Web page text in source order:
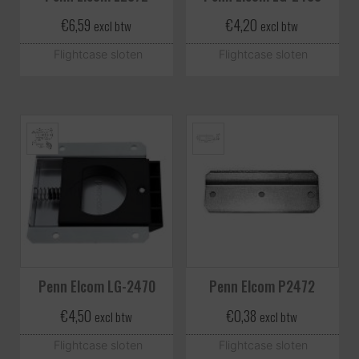
€6,59 excl btw
Flightcase sloten
€4,20 excl btw
Flightcase sloten
Penn Elcom LG-2470
€4,50 excl btw
Flightcase sloten
Penn Elcom P2472
€0,38 excl btw
Flightcase sloten